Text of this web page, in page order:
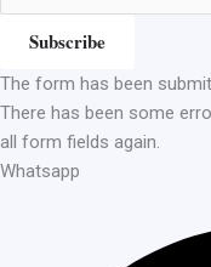
Subscribe
The form has been
There has been some
all form fields again.
Whatsapp